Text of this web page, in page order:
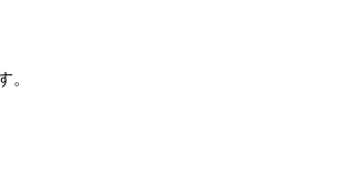
。